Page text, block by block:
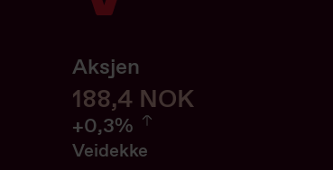
Aksjen
188,6 NOK
+0,3%
0.32%
Veidekke